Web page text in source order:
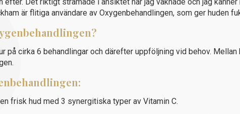
är flitiga användare av Oxygenbehandlingen, som ger huden
på cirka 6 behandlingar och därefter uppföljning vid behov.
frisk hud med 3 synergitiska typer av Vitamin C.